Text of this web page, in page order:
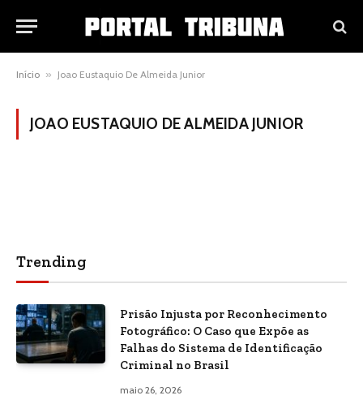
Início » Joao Eustaquio De Almeida Junior
JOAO EUSTAQUIO DE ALMEIDA JUNIOR
Trending
Prisão Injusta por Reconhecimento
Fotográfico: O Caso que Expõe as
Falhas do Sistema de Identificação
Criminal no Brasil
maio 26, 2026